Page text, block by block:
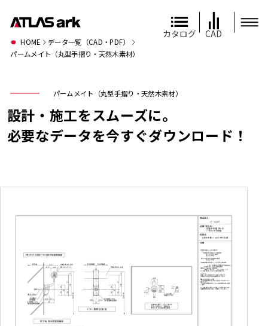
カタログ CAD
パームメイト（丸型手摺り・天然木素材）
設計・施工をスムーズに。
必要なデータを今すぐダウンロード！
HOME
データ一覧（CAD・PDF）
パームメイト（丸型手摺り・天然木素材）